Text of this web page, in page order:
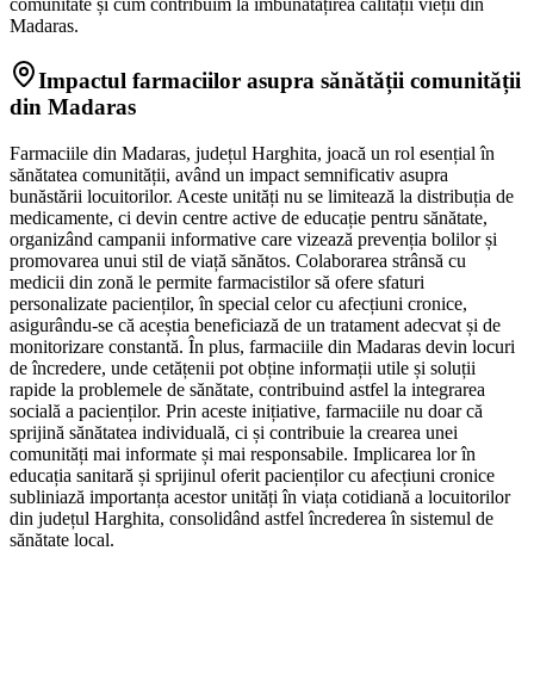
comunitate și cum contribuim la îmbunătățirea calității vieții din
Madaras.
Impactul farmaciilor asupra sănătății comunității
din Madaras
Farmaciile din Madaras, județul Harghita, joacă un rol esențial în
sănătatea comunității, având un impact semnificativ asupra
bunăstării locuitorilor. Aceste unități nu se limitează la distribuția de
medicamente, ci devin centre active de educație pentru sănătate,
organizând campanii informative care vizează prevenția bolilor și
promovarea unui stil de viață sănătos. Colaborarea strânsă cu
medicii din zonă le permite farmacistilor să ofere sfaturi
personalizate pacienților, în special celor cu afecțiuni cronice,
asigurându-se că aceștia beneficiază de un tratament adecvat și de
monitorizare constantă. În plus, farmaciile din Madaras devin locuri
de încredere, unde cetățenii pot obține informații utile și soluții
rapide la problemele de sănătate, contribuind astfel la integrarea
socială a pacienților. Prin aceste inițiative, farmaciile nu doar că
sprijină sănătatea individuală, ci și contribuie la crearea unei
comunități mai informate și mai responsabile. Implicarea lor în
educația sanitară și sprijinul oferit pacienților cu afecțiuni cronice
subliniază importanța acestor unități în viața cotidiană a locuitorilor
din județul Harghita, consolidând astfel încrederea în sistemul de
sănătate local.